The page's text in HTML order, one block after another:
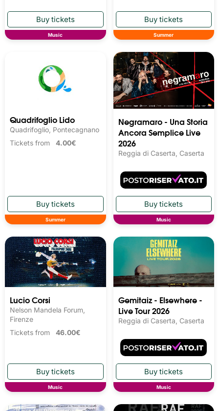
Music Summer
Quadrifoglio Lido
Quadrifoglio, Pontecagnano
Tickets from 4.00€
Summer
Negramaro - Una Storia
Ancora Semplice Live
2026
Reggia di Caserta, Caserta
Music
Lucio Corsi
Nelson Mandela Forum,
Firenze
Tickets from 46.00€
Music
Gemitaiz - Elsewhere -
Live Tour 2026
Reggia di Caserta, Caserta
Music